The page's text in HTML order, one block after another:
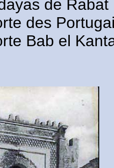
de Rabat
des
Bab el